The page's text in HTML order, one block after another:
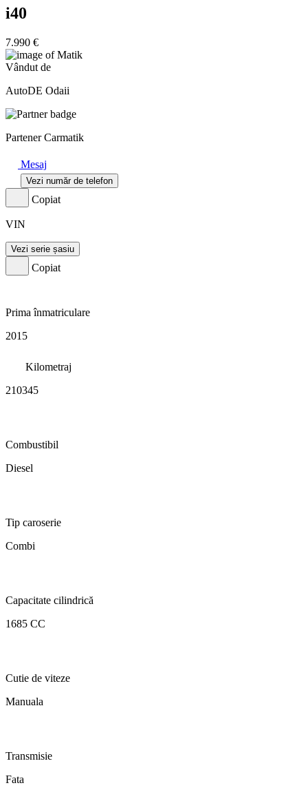
i40
7.990 €
Vândut de
AutoDE Odaii
Partener Carmatik
Mesaj
Vezi număr de telefon
Copiat
VIN
Vezi serie șasiu
Copiat
Prima înmatriculare
2015
Kilometraj
210345
Combustibil
Diesel
Tip caroserie
Combi
Capacitate cilindrică
1685 CC
Cutie de viteze
Manuala
Transmisie
Fata